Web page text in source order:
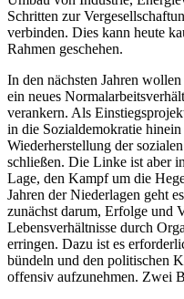
Schritten zur
verbinden. Dies kann heute
Rahmen geschehen.
In den nächsten Jahren
ein neues
verankern. Als
in die Sozialdemokratie
Wiederherstellung der
schließen. Die Linke ist aber
Lage, den Kampf um die
Jahren der Niederlagen geht
zunächst darum, Erfolge und
Lebensverhältnisse durch
erringen. Dazu ist es
bündeln und den politischen
offensiv aufzunehmen. Zwei